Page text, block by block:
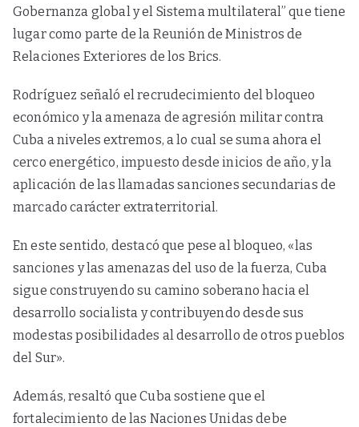
Gobernanza global y el Sistema multilateral” que tiene
lugar como parte de la Reunión de Ministros de
Relaciones Exteriores de los Brics.
Rodríguez señaló el recrudecimiento del bloqueo
económico y la amenaza de agresión militar contra
Cuba a niveles extremos, a lo cual se suma ahora el
cerco energético, impuesto desde inicios de año, y la
aplicación de las llamadas sanciones secundarias de
marcado carácter extraterritorial.
En este sentido, destacó que pese al bloqueo, «las
sanciones y las amenazas del uso de la fuerza, Cuba
sigue construyendo su camino soberano hacia el
desarrollo socialista y contribuyendo desde sus
modestas posibilidades al desarrollo de otros pueblos
del Sur».
Además, resaltó que Cuba sostiene que el
fortalecimiento de las Naciones Unidas debe